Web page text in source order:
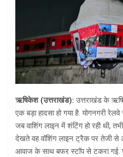
ऋषिकेश (उत्तराखंड): उत्तराखंड के
एक बड़ा हादसा हो गया है. योगनगरी
जब वाशिंग लाइन में शंटिंग हो रही थी,
देखते वह वॉशिंग लाइन ट्रैक पर तेजी
आवाज के साथ बफर स्टॉप से टकरा गई.